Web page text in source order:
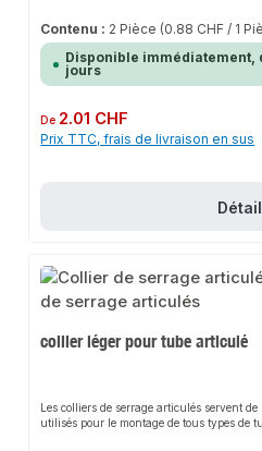
Contenu : 2 Pièce (0.88 CHF / 1
Disponible immédiatement,
jours
Prix régulier :
De 2.01 CHF
Prix TTC, frais de livraison en sus
collier léger pour tube articulé
Les colliers de serrage articulés servent
utilisés pour le montage de tous types de